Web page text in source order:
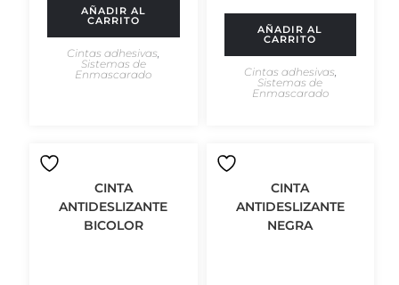
AÑADIR AL
CARRITO
Cintas adhesivas
Sistemas de
Enmascarado
AÑADIR AL
CARRITO
Cintas adhesivas
Sistemas de
Enmascarado
CINTA
ANTIDESLIZANTE
BICOLOR
CINTA
ANTIDESLIZANTE
NEGRA